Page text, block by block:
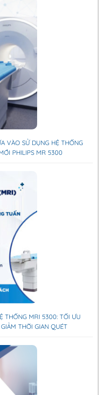
VÀO SỬ DỤNG HỆ THỐNG
PHILIPS MR 5300
THỐNG MRI 5300: TỐI ƯU
THỜI GIAN QUÉT